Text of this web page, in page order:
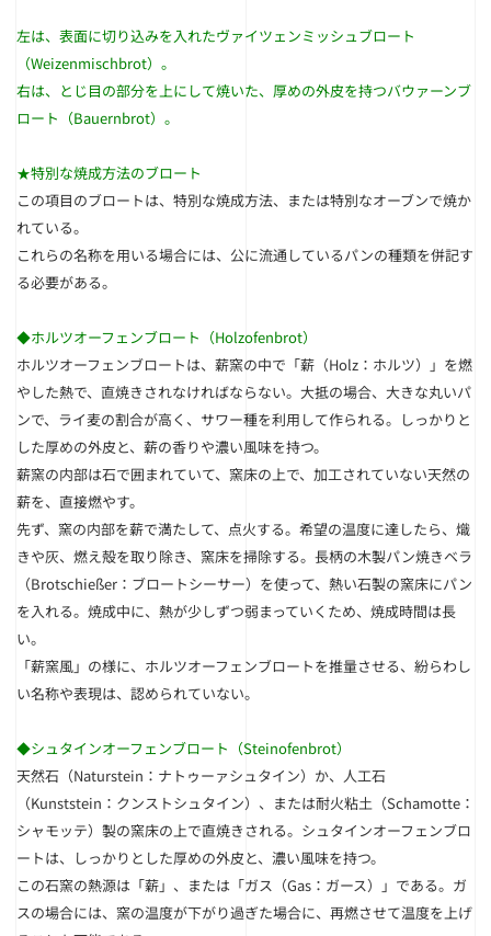
左は、表面に切り込みを入れたヴァイツェンミッシュブロート
（Weizenmischbrot）。
右は、とじ目の部分を上にして焼いた、厚めの外皮を持つバウァーンブ
ロート（Bauernbrot）。
★特別な焼成方法のブロート
この項目のブロートは、特別な焼成方法、または特別なオーブンで焼か
れている。
これらの名称を用いる場合には、公に流通しているパンの種類を併記す
る必要がある。
◆ホルツオーフェンブロート（Holzofenbrot）
ホルツオーフェンブロートは、薪窯の中で「薪（Holz：ホルツ）」を燃
やした熱で、直焼きされなければならない。大抵の場合、大きな丸いパ
ンで、ライ麦の割合が高く、サワー種を利用して作られる。しっかりと
した厚めの外皮と、薪の香りや濃い風味を持つ。
薪窯の内部は石で囲まれていて、窯床の上で、加工されていない天然の
薪を、直接燃やす。
先ず、窯の内部を薪で満たして、点火する。希望の温度に達したら、熾
きや灰、燃え殻を取り除き、窯床を掃除する。長柄の木製パン焼きベラ
（Brotschießer：ブロートシーサー）を使って、熱い石製の窯床にパン
を入れる。焼成中に、熱が少しずつ弱まっていくため、焼成時間は長
い。
「薪窯風」の様に、ホルツオーフェンブロートを推量させる、紛らわし
い名称や表現は、認められていない。
◆シュタインオーフェンブロート（Steinofenbrot）
天然石（Naturstein：ナトゥーァシュタイン）か、人工石
（Kunststein：クンストシュタイン）、または耐火粘土（Schamotte：
シャモッテ）製の窯床の上で直焼きされる。シュタインオーフェンブロ
ートは、しっかりとした厚めの外皮と、濃い風味を持つ。
この石窯の熱源は「薪」、または「ガス（Gas：ガース）」である。ガ
スの場合には、窯の温度が下がり過ぎた場合に、再燃させて温度を上げ